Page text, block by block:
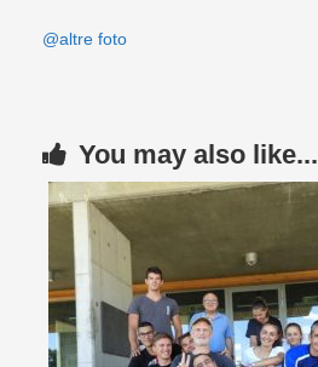
@altre foto
You may also like...